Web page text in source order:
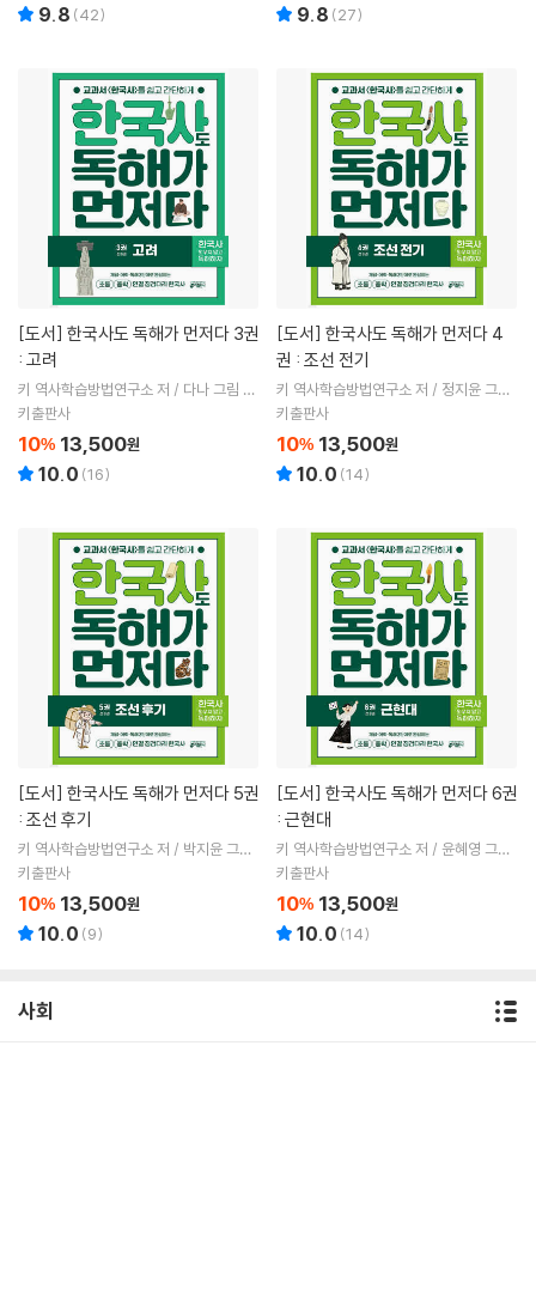
9.8 (42) 9.8 (27)
[도서]
: 고려
키 역사학습방법연구소 저 / 다나 그림 /
서울대 뿌리깊은 역사나무 감수
키출판사
10% 13,500원
10.0 (16)
[도서]
권 : 조선 전기
키 역사학습방법연구소 저 / 정지윤 그림
/ 서울대 뿌리깊은 역사나무 감수
키출판사
10% 13,500원
10.0 (14)
[도서]
: 조선 후기
키 역사학습방법연구소 저 / 박지윤 그림
/ 서울대 뿌리깊은 역사나무 감수
키출판사
10% 13,500원
10.0 (9)
[도서]
: 근현대
키 역사학습방법연구소 저 / 윤혜영 그림
/ 서울대 뿌리깊은 역사나무 감수
키출판사
10% 13,500원
10.0 (14)
사회